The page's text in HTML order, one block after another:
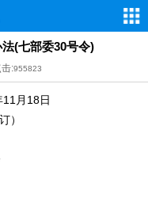
(七部委30号令)
击:955823
11月18日
）